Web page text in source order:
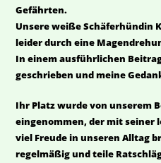
Gefährten.
Unsere weiße Schäferhündin
leider durch eine
In einem ausführlichen
geschrieben und meine
Ihr Platz wurde von unserem
eingenommen, der mit seiner
viel Freude in unseren Alltag
regelmäßig und teile